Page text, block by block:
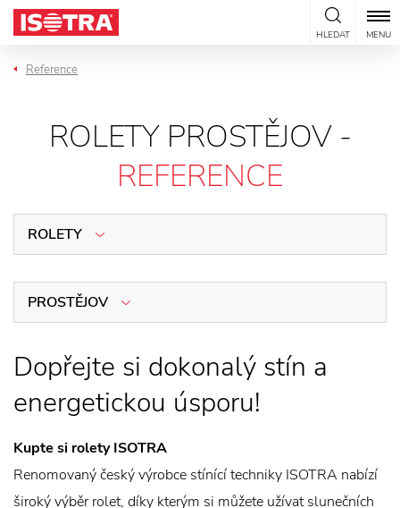
Přeskočit na obsah
HLEDAT MENU
Reference
ROLETY PROSTĚJOV -
REFERENCE
ROLETY
PROSTĚJOV
Dopřejte si dokonalý stín a
energetickou úsporu!
Kupte si rolety ISOTRA
Renomovaný český výrobce stínící techniky ISOTRA nabízí
široký výběr rolet, díky kterým si můžete užívat slunečních